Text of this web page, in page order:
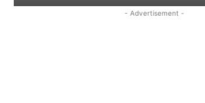
- Advertisement -